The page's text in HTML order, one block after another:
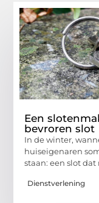
Een
bevroren slot
In de winter,
huiseigenaren
staan: een slot
Dienstverlening